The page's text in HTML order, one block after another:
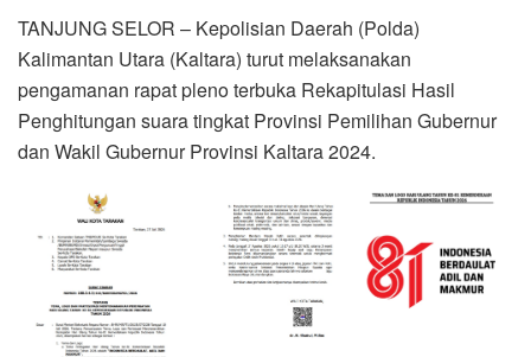
TANJUNG SELOR – Kepolisian Daerah (Polda)
Kalimantan Utara (Kaltara) turut melaksanakan
pengamanan rapat pleno terbuka Rekapitulasi Hasil
Penghitungan suara tingkat Provinsi Pemilihan Gubernur
dan Wakil Gubernur Provinsi Kaltara 2024.